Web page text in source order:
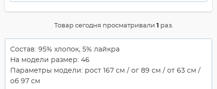
Товар сегодня просматривали 1 раз.
Состав: 95% хлопок, 5% лайкра
На модели размер: 46
Параметры модели: рост 167 см / ог 89 см / от 63 см /
об 97 см